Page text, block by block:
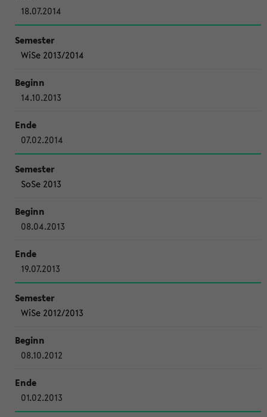
18.07.2014
WiSe 2013/2014
14.10.2013
07.02.2014
SoSe 2013
08.04.2013
19.07.2013
WiSe 2012/2013
08.10.2012
01.02.2013